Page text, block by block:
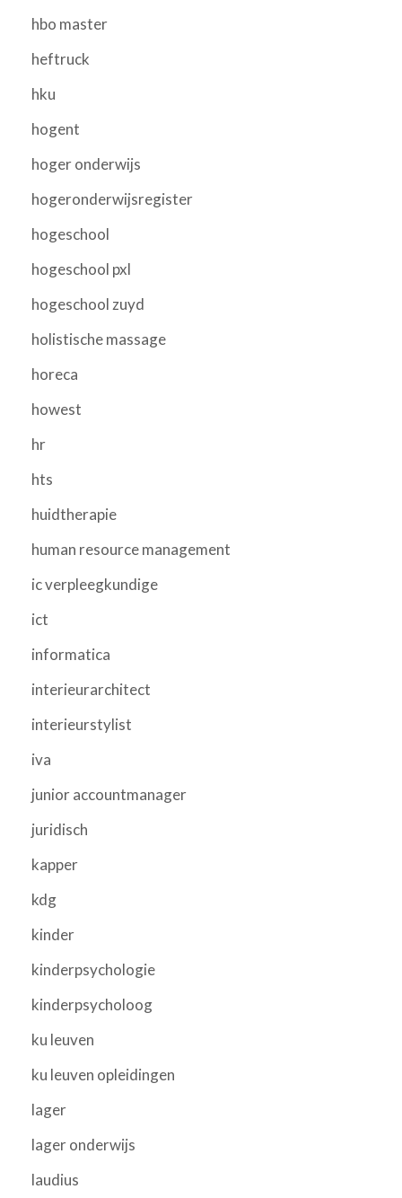
hbo master
heftruck
hku
hogent
hoger onderwijs
hogeronderwijsregister
hogeschool
hogeschool pxl
hogeschool zuyd
holistische massage
horeca
howest
hr
hts
huidtherapie
human resource management
ic verpleegkundige
ict
informatica
interieurarchitect
interieurstylist
iva
junior accountmanager
juridisch
kapper
kdg
kinder
kinderpsychologie
kinderpsycholoog
ku leuven
ku leuven opleidingen
lager
lager onderwijs
laudius